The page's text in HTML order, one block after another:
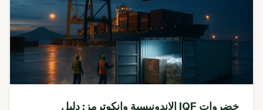
خضروات IQF الإندونيسية وإنكوترمز: دليل